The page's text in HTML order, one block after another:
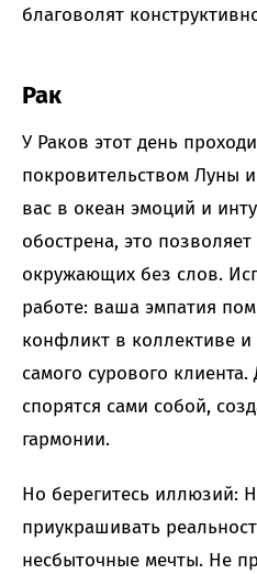
благоволят
Рак
У Раков этот день
покровительством Луны
вас в океан эмоций и
обострена, это
окружающих без слов.
работе: ваша эмпатия
конфликт в коллективе
самого сурового
спорятся сами собой,
гармонии.
Но берегитесь иллюзий:
приукрашивать
несбыточные мечты. Не